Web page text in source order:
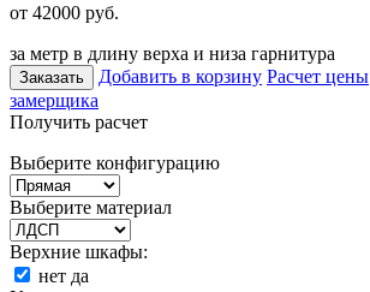
от 42000 руб.
за метр в длину верха и низа гарнитура
Заказать Добавить в корзину Расчет цены
замерщика
Получить расчет
Выберите конфигурацию
Выберите материал
Верхние шкафы:
нет да